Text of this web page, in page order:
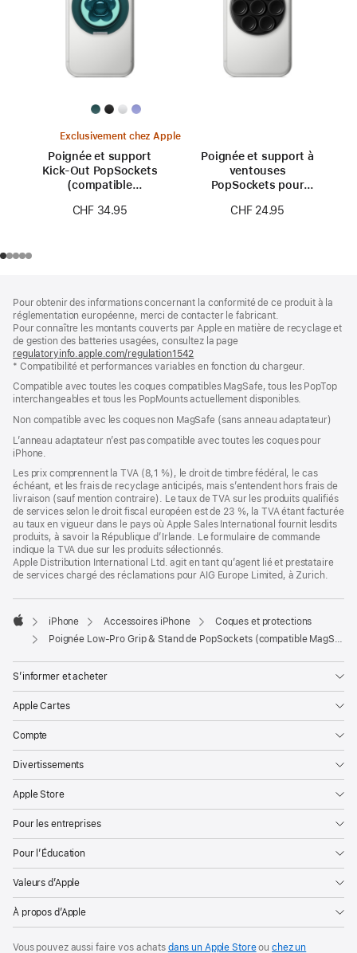
Exclusivement chez Apple
Poignée et support
Kick-Out PopSockets
(compatible
CHF 34.95
Poignée et support à
ventouses
PopSockets pour
MagSafe)
CHF 24.95
de
page
de
bas
de
page
Pour obtenir des informations concernant la conformité de ce produit à la
réglementation européenne, merci de contacter le fabricant.
Pour connaître les montants couverts par Apple en matière de recyclage et
de gestion des batteries usagées, consultez la page
regulatoryinfo.apple.com/regulation1542
dans
nouvelle
fenêtre)
* Compatibilité et performances variables en fonction du chargeur.
Compatible avec toutes les coques compatibles MagSafe, tous les PopTop
interchangeables et tous les PopMounts actuellement disponibles.
Non compatible avec les coques non MagSafe (sans anneau adaptateur)
L’anneau adaptateur n’est pas compatible avec toutes les coques pour
iPhone.
Les prix comprennent la TVA (8,1 %), le droit de timbre fédéral, le cas
échéant, et les frais de recyclage anticipés, mais s’entendent hors frais de
livraison (sauf mention contraire). Le taux de TVA sur les produits qualifiés
de services selon le droit fiscal européen est de 23 %, la TVA étant facturée
au taux en vigueur dans le pays où Apple Sales International fournit lesdits
produits, à savoir la République d’Irlande. Le formulaire de commande
indique la TVA due sur les produits sélectionnés.
Apple Distribution International Ltd. agit en tant qu’agent lié et prestataire
de services chargé des réclamations pour AIG Europe Limited, à Zurich.
Apple
iPhone Accessoires iPhone
Coques et protections
Poignée Low-Pro Grip & Stand de PopSockets (compatible MagSafe)
S’informer et acheter
Apple Cartes
Compte
Divertissements
Apple Store
Pour les entreprises
Pour l’Éducation
Valeurs d’Apple
À propos d’Apple
Vous pouvez aussi faire vos achats dans un Apple Storeouchez un